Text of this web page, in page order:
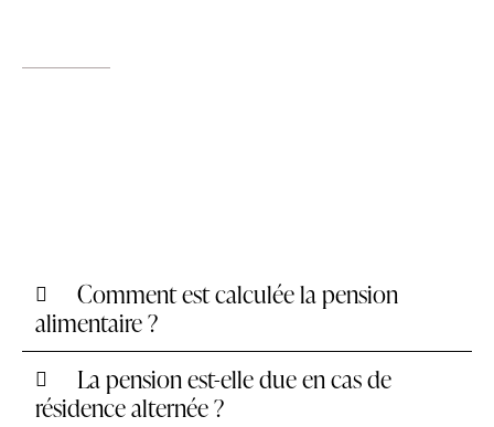
Comment est calculée la pension
alimentaire ?
La pension est-elle due en cas de
résidence alternée ?